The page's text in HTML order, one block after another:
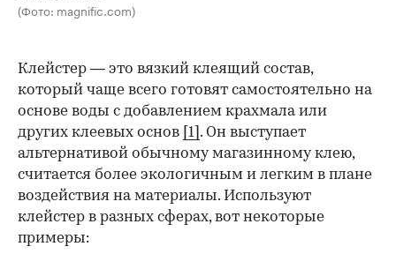
(Фото: magnific.com)
00:00 / 00:00
Клейстер — это вязкий клеящий состав,
который чаще всего готовят самостоятельно на
основе воды с добавлением крахмала или
других клеевых основ [1] . Он выступает
альтернативой обычному магазинному клею,
считается более экологичным и легким в плане
воздействия на материалы. Используют
клейстер в разных сферах, вот некоторые
примеры: